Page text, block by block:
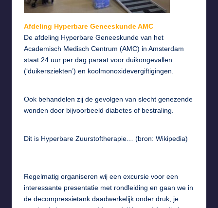
Afdeling Hyperbare Geneeskunde AMC
De afdeling Hyperbare Geneeskunde van het
Academisch Medisch Centrum (AMC) in Amsterdam
staat 24 uur per dag paraat voor duikongevallen
(‘duikersziekten’) en koolmonoxidevergiftigingen.
Ook behandelen zij de gevolgen van slecht genezende
wonden door bijvoorbeeld diabetes of bestraling.
Dit is Hyperbare Zuurstoftherapie… (bron: Wikipedia)
Regelmatig organiseren wij een excursie voor een
interessante presentatie met rondleiding en gaan we in
de decompressietank daadwerkelijk onder druk, je